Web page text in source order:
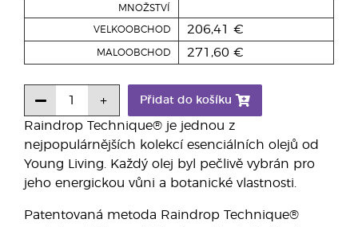
Raindrop Technique® je jednou z
nejpopulárnějších kolekcí esenciálních olejů od
Young Living. Každý olej byl pečlivě vybrán pro
jeho energickou vůni a botanické vlastnosti.
Patentovaná metoda Raindrop Technique®
MNOŽSTVÍ
VELKOOBCHOD 206,41 €
MALOOBCHOD 271,60 €
Přidat do košíku